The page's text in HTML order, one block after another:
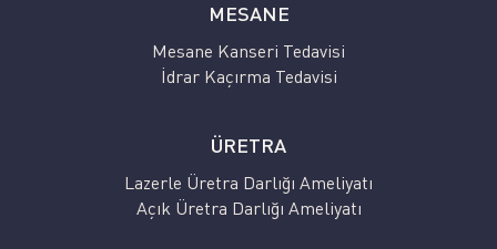
MESANE
Mesane Kanseri Tedavisi
İdrar Kaçırma Tedavisi
ÜRETRA
Lazerle Üretra Darlığı Ameliyatı
Açık Üretra Darlığı Ameliyatı